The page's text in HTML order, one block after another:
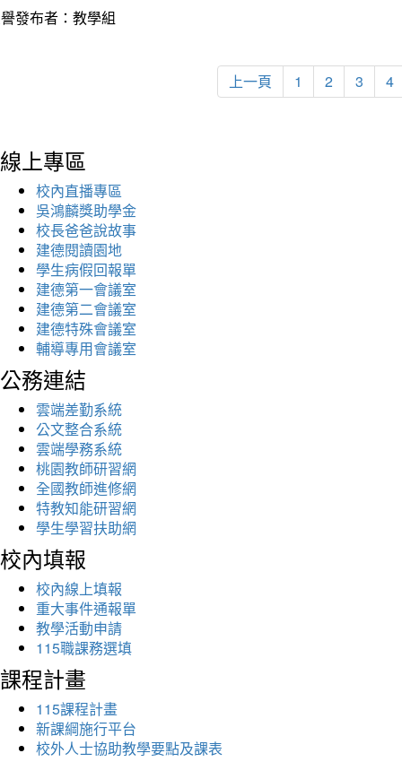
發布者：教學組
上一頁 1 2 3 4
線上專區
校內直播專區
吳鴻麟獎助學金
校長爸爸說故事
建德閱讀園地
學生病假回報單
建德第一會議室
建德第二會議室
建德特殊會議室
輔導專用會議室
公務連結
雲端差勤系統
公文整合系統
雲端學務系統
桃園教師研習網
全國教師進修網
特教知能研習網
學生學習扶助網
校內填報
校內線上填報
重大事件通報單
教學活動申請
115職課務選填
課程計畫
115課程計畫
新課綱施行平台
校外人士協助教學要點及課表